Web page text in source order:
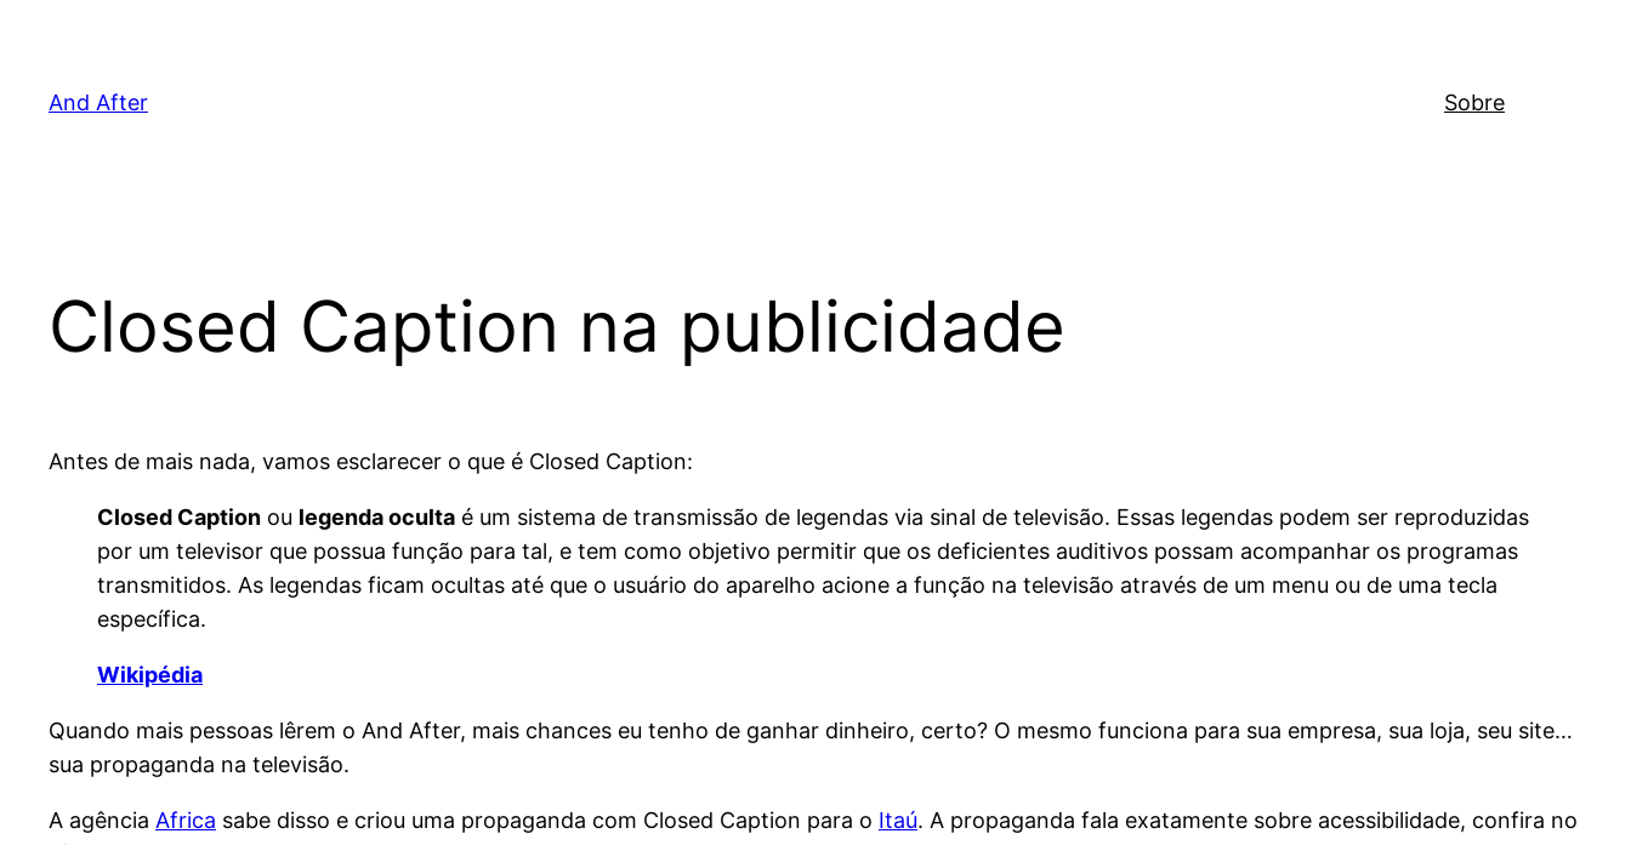
And After Sobre
Closed Caption na publicidade
Antes de mais nada, vamos esclarecer o que é Closed Caption:
Closed Caption ou legenda oculta é um sistema de transmissão de legendas via sinal de televisão. Essas legendas podem ser reproduzidas
por um televisor que possua função para tal, e tem como objetivo permitir que os deficientes auditivos possam acompanhar os programas
transmitidos. As legendas ficam ocultas até que o usuário do aparelho acione a função na televisão através de um menu ou de uma tecla
específica.
Wikipédia
Quando mais pessoas lêrem o And After, mais chances eu tenho de ganhar dinheiro, certo? O mesmo funciona para sua empresa, sua loja, seu site…
sua propaganda na televisão.
A agência Africa sabe disso e criou uma propaganda com Closed Caption para o Itaú. A propaganda fala exatamente sobre acessibilidade, confira no